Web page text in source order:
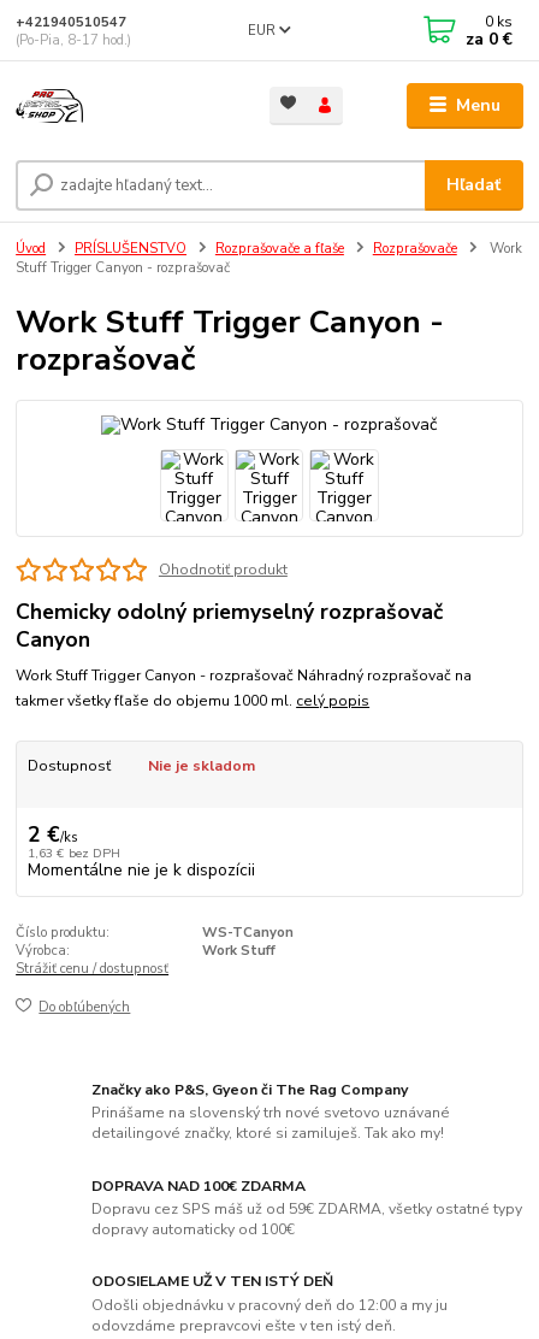
Menu
EUR
Hľadať
+421940510547
(Po-Pia, 8-17 hod.)
0 ks
za 0 €
Úvod PRÍSLUŠENSTVO Rozprašovače a fľaše Rozprašovače
Work
Stuff Trigger Canyon - rozprašovač
Work Stuff Trigger Canyon -
rozprašovač
Ohodnotiť produkt
Chemicky odolný priemyselný rozprašovač
Canyon
Work Stuff Trigger Canyon - rozprašovač Náhradný rozprašovač na
takmer všetky fľaše do objemu 1000 ml. celý popis
Dostupnosť Nie je skladom
2 €/ks
1,63 € bez DPH
Momentálne nie je k dispozícii
Číslo produktu:
WS-TCanyon
Výrobca:
Work Stuff
Strážiť cenu / dostupnosť
Do obľúbených
Značky ako P&S, Gyeon či The Rag Company
Prinášame na slovenský trh nové svetovo uznávané
detailingové značky, ktoré si zamiluješ. Tak ako my!
DOPRAVA NAD 100€ ZDARMA
Dopravu cez SPS máš už od 59€ ZDARMA, všetky ostatné typy
dopravy automaticky od 100€
ODOSIELAME UŽ V TEN ISTÝ DEŇ
Odošli objednávku v pracovný deň do 12:00 a my ju
odovzdáme prepravcovi ešte v ten istý deň.